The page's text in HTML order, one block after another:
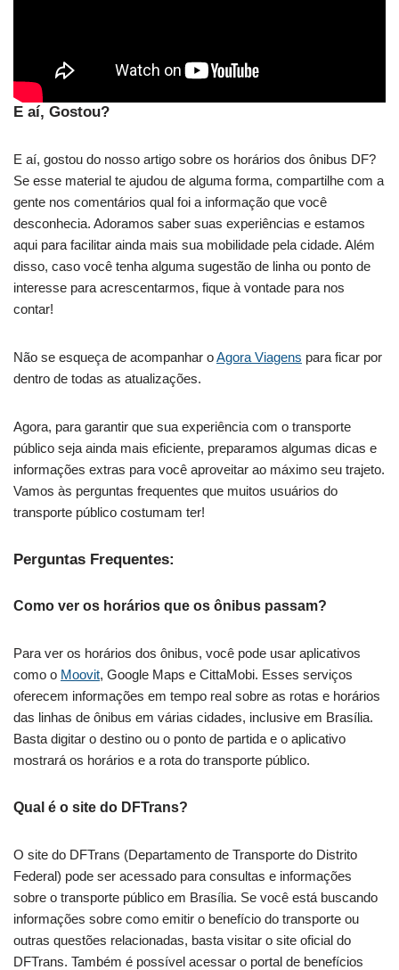
E aí, Gostou?
E aí, gostou do nosso artigo sobre os horários dos ônibus DF?
Se esse material te ajudou de alguma forma, compartilhe com a
gente nos comentários qual foi a informação que você
desconhecia. Adoramos saber suas experiências e estamos
aqui para facilitar ainda mais sua mobilidade pela cidade. Além
disso, caso você tenha alguma sugestão de linha ou ponto de
interesse para acrescentarmos, fique à vontade para nos
contar!
Não se esqueça de acompanhar oAgora Viagens para ficar por
dentro de todas as atualizações.
Agora, para garantir que sua experiência com o transporte
público seja ainda mais eficiente, preparamos algumas dicas e
informações extras para você aproveitar ao máximo seu trajeto.
Vamos às perguntas frequentes que muitos usuários do
transporte público costumam ter!
Perguntas Frequentes:
Como ver os horários que os ônibus passam?
Para ver os horários dos ônibus, você pode usar aplicativos
como o Moovit, Google Maps e CittaMobi. Esses serviços
oferecem informações em tempo real sobre as rotas e horários
das linhas de ônibus em várias cidades, inclusive em Brasília.
Basta digitar o destino ou o ponto de partida e o aplicativo
mostrará os horários e a rota do transporte público.
Qual é o site do DFTrans?
O site do DFTrans (Departamento de Transporte do Distrito
Federal) pode ser acessado para consultas e informações
sobre o transporte público em Brasília. Se você está buscando
informações sobre como emitir o benefício do transporte ou
outras questões relacionadas, basta visitar o site oficial do
DFTrans. Também é possível acessar o portal de benefícios